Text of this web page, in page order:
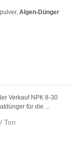
Algen-Dünger
Verkauf NPK 8-30
für die ...
/ Ton